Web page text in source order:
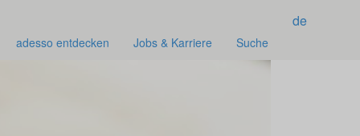
de
adesso entdecken Jobs & Karriere Suche